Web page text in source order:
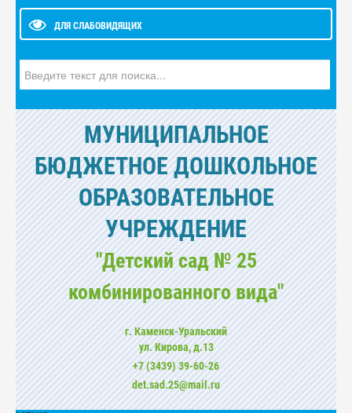
ДЛЯ СЛАБОВИДЯЩИХ
МУНИЦИПАЛЬНОЕ
БЮДЖЕТНОЕ ДОШКОЛЬНОЕ
ОБРАЗОВАТЕЛЬНОЕ
УЧРЕЖДЕНИЕ
"Детский сад № 25
комбинированного вида"
г. Каменск-Уральский
ул. Кирова, д.13
+7 (3439) 39-60-26
det.sad.25@mail.ru